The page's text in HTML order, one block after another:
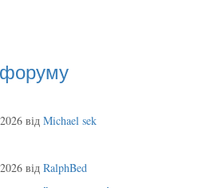
від Michael sek
від RalphBed